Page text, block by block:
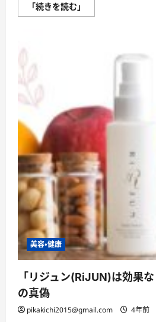
「続きを読む」
オ
に
つ
に
読
む
美容・健康
「リジュン(RiJUN)は効果
の真偽
pikakichi2015@gmail.com 4年前